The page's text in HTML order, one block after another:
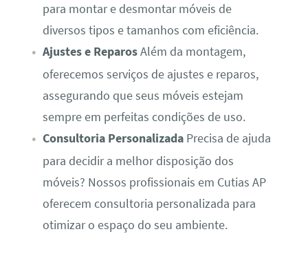
para montar e desmontar móveis de
diversos tipos e tamanhos com eficiência.
Ajustes e ReparosAlém da montagem,
oferecemos serviços de ajustes e reparos,
assegurando que seus móveis estejam
sempre em perfeitas condições de uso.
Consultoria PersonalizadaPrecisa de ajuda
para decidir a melhor disposição dos
móveis? Nossos profissionais em Cutias AP
oferecem consultoria personalizada para
otimizar o espaço do seu ambiente.